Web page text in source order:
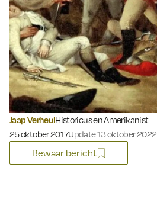
Jaap VerheulHistoricus en Amerikanist
Gepubliceerd op:
25 oktober 2017Update 13 oktober 2022
Bewaar bericht